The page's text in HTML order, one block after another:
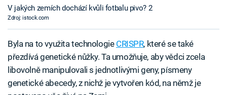
V jakých zemích dochází kvůli fotbalu pivo? 2
Zdroj: istock.com
Byla na to využita technologie CRISPR, které se také
přezdívá genetické nůžky. Ta umožňuje, aby vědci zcela
libovolně manipulovali s jednotlivými geny, písmeny
genetické abecedy, z nichž je vytvořen kód, na němž je